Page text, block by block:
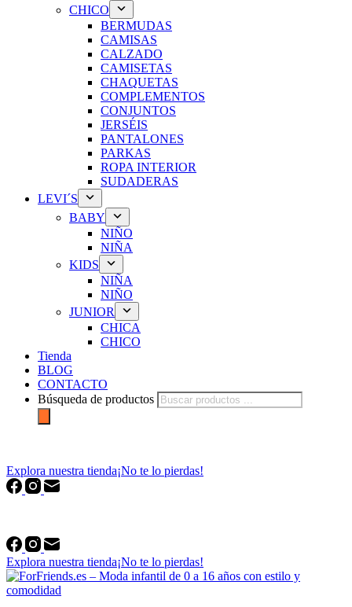
CHICO
BERMUDAS
CAMISAS
CALZADO
CAMISETAS
CHAQUETAS
COMPLEMENTOS
CONJUNTOS
JERSÉIS
PANTALONES
PARKAS
ROPA INTERIOR
SUDADERAS
LEVI´S
BABY
NIÑO
NIÑA
KIDS
NIÑA
NIÑO
JUNIOR
CHICA
CHICO
Tienda
BLOG
CONTACTO
Búsqueda de productos
Explora nuestra tienda¡No te lo pierdas!
Explora nuestra tienda¡No te lo pierdas!